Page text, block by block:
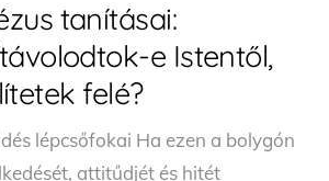
tanításai:
e Istentől,
felé?
lépcsőfokai Ha ezen a bolygón
attitűdjét és hitét